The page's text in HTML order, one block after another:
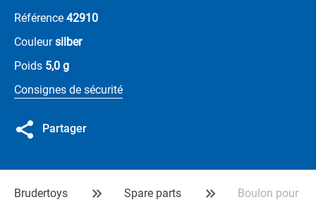
Référence 42910
Couleursilber
Poids 5,0 g
Consignes de sécurité
Partager
Brudertoys Spare parts Boulon pour